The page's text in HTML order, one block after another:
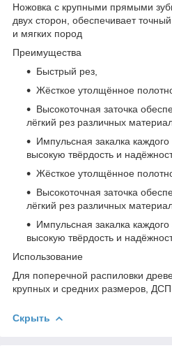
Ножовка с крупными прямыми
двух сторон, обеспечивает
и мягких пород
Преимущества
Быстрый рез,
Жёсткое утолщённое
Высокоточная заточка
лёгкий рез различных
Импульсная закалка
высокую твёрдость и
Жёсткое утолщённое
Высокоточная заточка
лёгкий рез различных
Импульсная закалка
высокую твёрдость и
Использование
Для поперечной распиловки
крупных и средних размеров, ДСП.
Скрыть